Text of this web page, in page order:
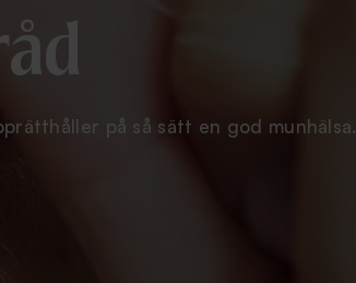
på så sätt en god munhälsa.